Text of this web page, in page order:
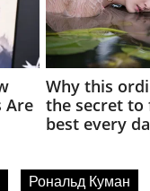
Рональд Куман